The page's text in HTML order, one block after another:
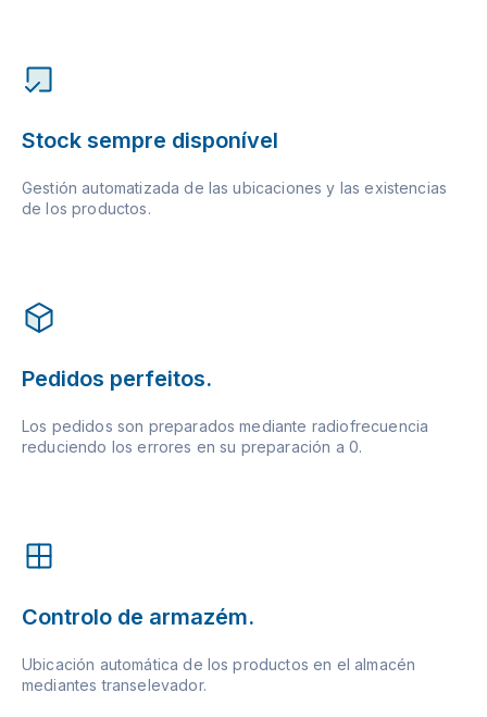
Stock sempre disponível
Gestión automatizada de las ubicaciones y las existencias
de los productos.
Pedidos perfeitos.
Los pedidos son preparados mediante radiofrecuencia
reduciendo los errores en su preparación a 0.
Controlo de armazém.
Ubicación automática de los productos en el almacén
mediantes transelevador.